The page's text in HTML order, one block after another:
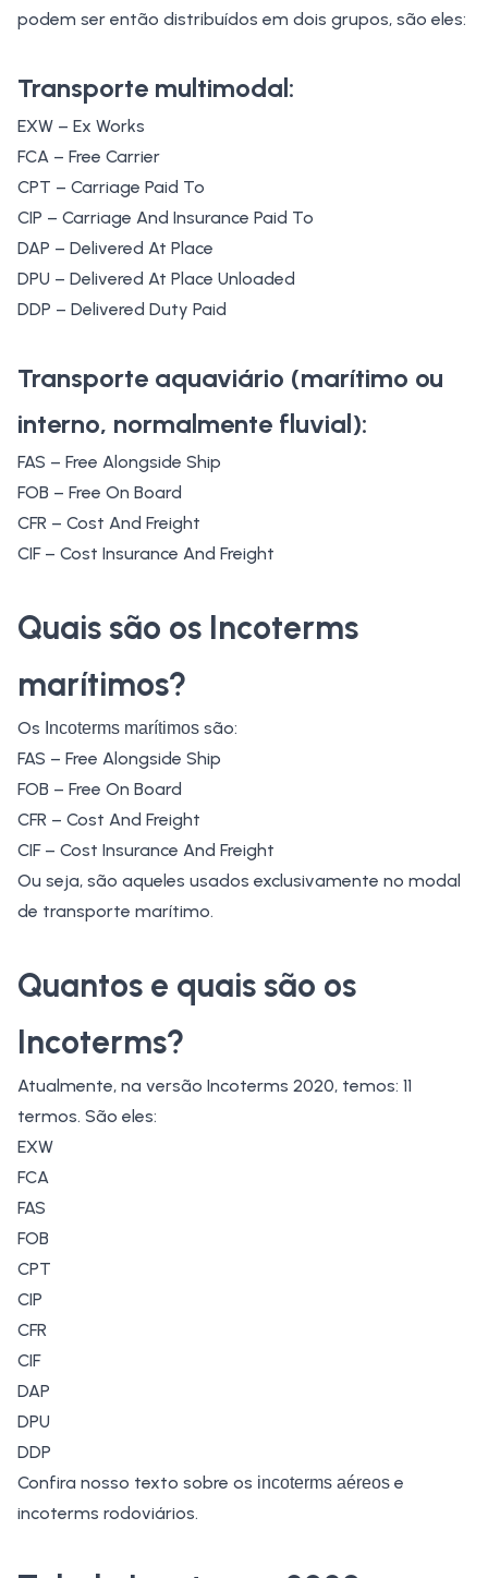
podem ser então distribuídos em dois grupos, são eles:
Transporte multimodal:
EXW – Ex Works
FCA – Free Carrier
CPT – Carriage Paid To
CIP – Carriage And Insurance Paid To
DAP – Delivered At Place
DPU – Delivered At Place Unloaded
DDP – Delivered Duty Paid
Transporte aquaviário (marítimo ou
interno, normalmente fluvial):
FAS – Free Alongside Ship
FOB – Free On Board
CFR – Cost And Freight
CIF – Cost Insurance And Freight
Quais são os Incoterms
marítimos?
Os Incoterms marítimos são:
FAS – Free Alongside Ship
FOB – Free On Board
CFR – Cost And Freight
CIF – Cost Insurance And Freight
Ou seja, são aqueles usados exclusivamente no modal
de transporte marítimo.
Quantos e quais são os
Incoterms?
Atualmente, na versão Incoterms 2020, temos: 11
termos. São eles:
EXW
FCA
FAS
FOB
CPT
CIP
CFR
CIF
DAP
DPU
DDP
Confira nosso texto sobre os incoterms aéreos e
incoterms rodoviários.